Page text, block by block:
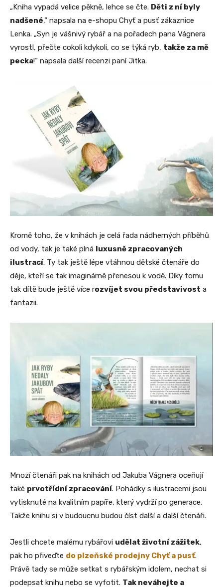
„Kniha vypadá velice pěkně, lehce se čte. Děti z ní byly
nadšené,“ napsala na e-shopu Chyť a pusť zákaznice
Lenka. „Syn je vášnivý rybář a na pořadech pana Vágnera
vyrostl, přečte cokoli kdykoli, co se týká ryb, takže za mě
pecka!“ napsala další recenzi paní Jitka.
Kromě toho, že v knihách je celá řada nádherných příběhů
od vody, tak je také plná luxusně zpracovaných
ilustrací. Ty tak ještě lépe vtáhnou dětské čtenáře do
děje, kteří se tak imaginárně přenesou k vodě. Díky tomu
tak dítě bude ještě více rozvíjet svou představivost a
fantazii.
Mnozí čtenáři pak na knihách od Jakuba Vágnera oceňují
také prvotřídní zpracování. Pohádky s ilustracemi jsou
vytisknuté na kvalitním papíře, který vydrží po generace.
Takže knihu si v budoucnu budou číst další a další čtenáři.
Jestli chcete malému rybářovi udělat životní zážitek,
pak ho přiveďte do plzeňské prodejny Chyť a pusť.
Právě tady se může setkat s rybářským idolem, nechat si
podepsat knihu nebo se vyfotit. Tak neváhejte a